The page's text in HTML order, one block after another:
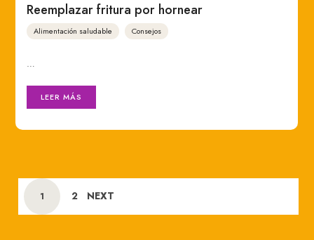
Reemplazar fritura por hornear
Alimentación saludable Consejos
…
LEER MÁS
POSTS
NAVIGATION
PAGE
1 PAGE
2 NEXT